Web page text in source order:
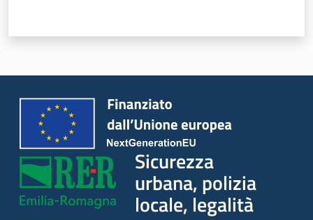
Progetti
Sicurezza
urbana, polizia
locale, legalità